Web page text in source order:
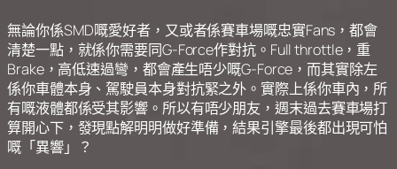
無論你係SMD嘅愛好者，又或者係賽車場嘅忠實Fans，都會
清楚一點，就係你需要同G-Force作對抗。Full throttle，重
Brake，高低速過彎，都會產生唔少嘅G-Force，而其實除左
係你車體本身、駕駛員本身對抗緊之外。實際上係你車內，所
有嘅液體都係受其影響。所以有唔少朋友，週末過去賽車場打
算開心下，發現點解明明做好準備，結果引擎最後都出現可怕
嘅「異響」？